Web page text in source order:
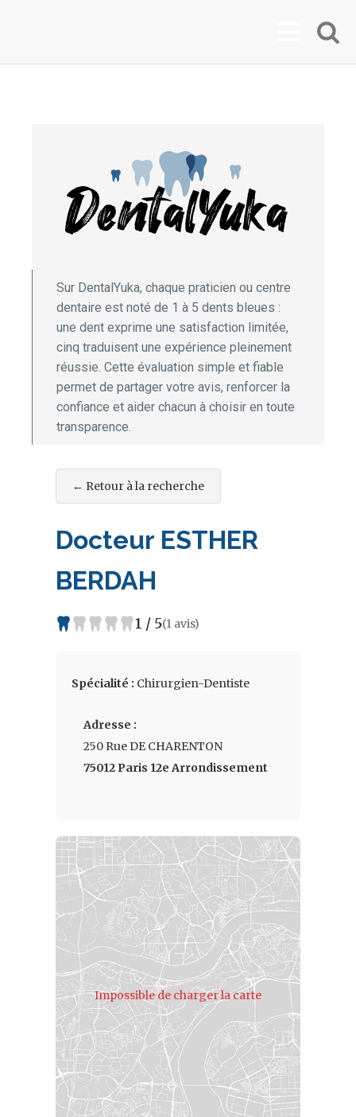
Sur DentalYuka, chaque praticien ou centre
dentaire est noté de 1 à 5 dents bleues :
une dent exprime une satisfaction limitée,
cinq traduisent une expérience pleinement
réussie. Cette évaluation simple et fiable
permet de partager votre avis, renforcer la
confiance et aider chacun à choisir en toute
transparence.
← Retour à la recherche
Docteur ESTHER
BERDAH
1 / 5(1 avis)
Spécialité : Chirurgien-Dentiste
Adresse :
250 Rue DE CHARENTON
75012 Paris 12e Arrondissement
Impossible de charger la carte